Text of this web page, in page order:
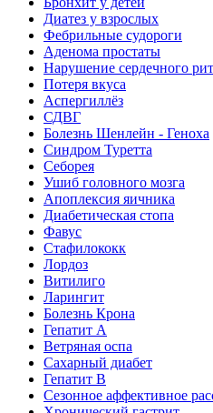
Диатез у взрослых
Фебрильные судороги
Аденома простаты
Нарушение сердечного
Потеря вкуса
Аспергиллёз
СДВГ
Болезнь Шенлейн - Геноха
Синдром Туретта
Себорея
Ушиб головного мозга
Апоплексия яичника
Диабетическая стопа
Фавус
Стафилококк
Лордоз
Витилиго
Ларингит
Болезнь Крона
Гепатит A
Ветряная оспа
Сахарный диабет
Гепатит B
Сезонное аффективное